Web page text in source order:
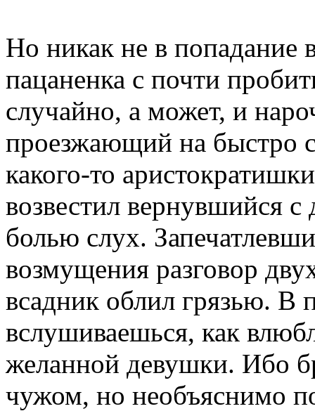
Но никак не в попадание
пацаненка с почти
случайно, а может, и
проезжающий на быстро
какого-то
возвестил вернувшийся
болью слух.
возмущения разговор
всадник облил грязью. В
вслушиваешься, как
желанной девушки. Ибо
чужом, но необъяснимо